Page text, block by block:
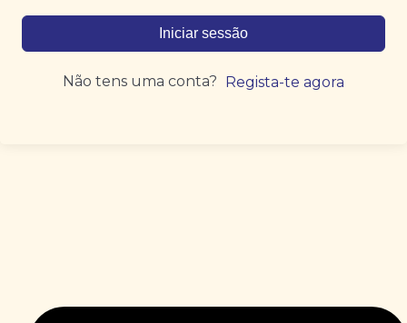
Iniciar sessão
Não tens uma conta? Regista-te agora